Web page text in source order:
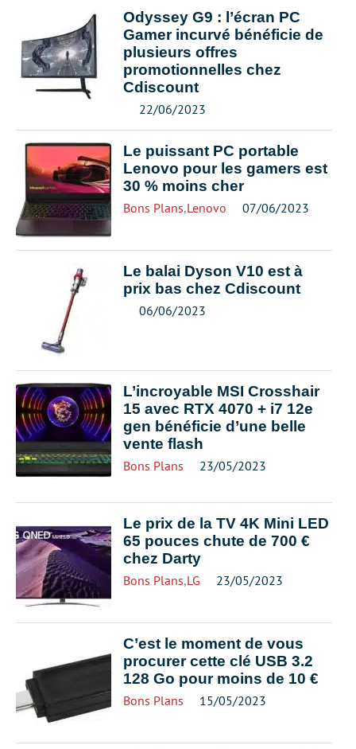
Odyssey G9 : l’écran PC
Gamer incurvé bénéficie de
plusieurs offres
promotionnelles chez
Cdiscount
22/06/2023
Le puissant PC portable
Lenovo pour les gamers est
30 % moins cher
Bons Plans,Lenovo 07/06/2023
Le balai Dyson V10 est à
prix bas chez Cdiscount
06/06/2023
L’incroyable MSI Crosshair
15 avec RTX 4070 + i7 12e
gen bénéficie d’une belle
vente flash
Bons Plans 23/05/2023
Le prix de la TV 4K Mini LED
65 pouces chute de 700 €
chez Darty
Bons Plans,LG 23/05/2023
C’est le moment de vous
procurer cette clé USB 3.2
128 Go pour moins de 10 €
Bons Plans 15/05/2023